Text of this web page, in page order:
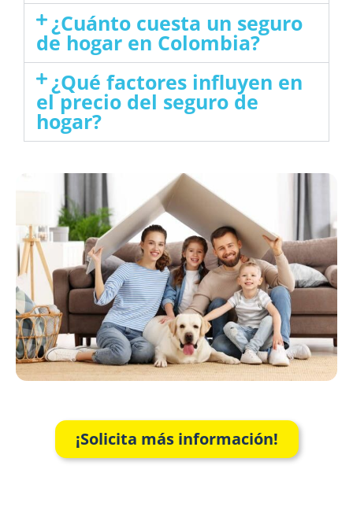
¿Cuánto cuesta un seguro
de hogar en Colombia?
¿Qué factores influyen en
el precio del seguro de
hogar?
¡Solicita más información!